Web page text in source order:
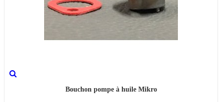
Bouchon pompe à huile Mikro